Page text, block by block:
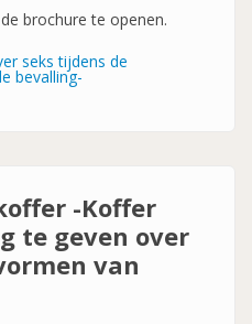
brochure te openen.
seks tijdens de
bevalling-
-Koffer
te geven over
van